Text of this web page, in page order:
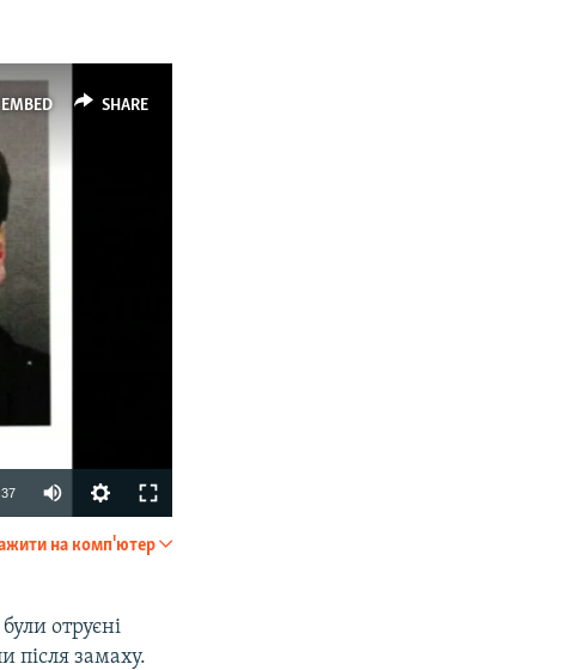
EMBED SHARE
на комп'ютер
отруєні
після замаху.